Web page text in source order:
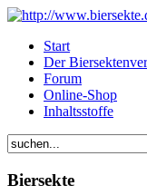
Start
Der
Forum
Online-Shop
Inhaltsstoffe
Biersekte